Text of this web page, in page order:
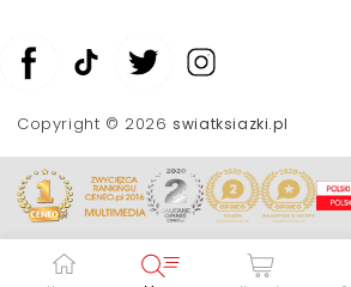
Copyright © 2026swiatksiazki.pl
Zwiększ rozmiar czcionki
Skala szarości
Podkreślenie linków